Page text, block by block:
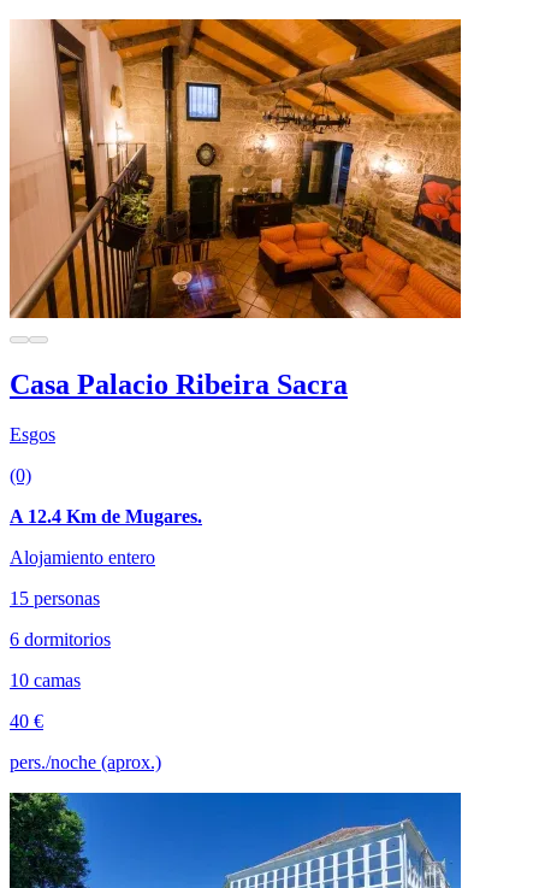
Casa Palacio Ribeira Sacra
Esgos
(0)
A 12.4 Km de Mugares.
Alojamiento entero
15 personas
6 dormitorios
10 camas
40 €
pers./noche (aprox.)